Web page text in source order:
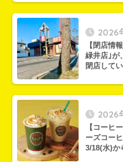
2026
【閉店情
緑井店｣が
閉店して
2026
【コーヒ
ーズコー
3/18(水)か